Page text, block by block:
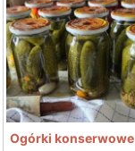
Ogórki konserwowe